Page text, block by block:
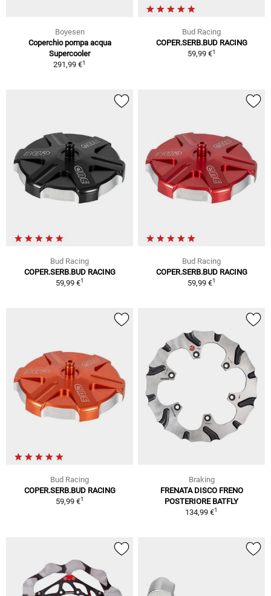
Boyesen
Coperchio pompa acqua
Supercooler
291,99 €1
Bud Racing
COPER.SERB.BUD RACING
59,99 €1
Bud Racing
COPER.SERB.BUD RACING
59,99 €1
Bud Racing
COPER.SERB.BUD RACING
59,99 €1
Bud Racing
COPER.SERB.BUD RACING
59,99 €1
Braking
FRENATA DISCO FRENO
POSTERIORE BATFLY
134,99 €1